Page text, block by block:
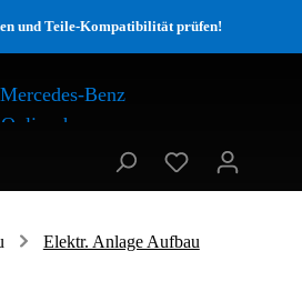
und Teile-Kompatibilität prüfen!
Elektr. Anlage Aufbau